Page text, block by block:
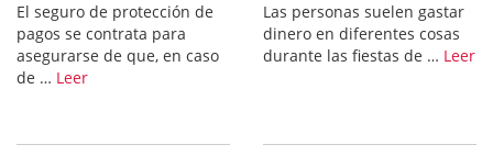
El seguro de protección de
pagos se contrata para
asegurarse de que, en caso
de … Leer
Las personas suelen gastar
dinero en diferentes cosas
durante las fiestas de … Leer